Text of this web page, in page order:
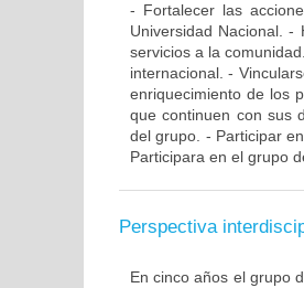
- Fortalecer las
Universidad Nacional. -
servicios a la
internacional. -
enriquecimiento de los
que continuen con sus
del grupo. - Participar
Participara en el grupo
Perspectiva
En cinco años el grupo